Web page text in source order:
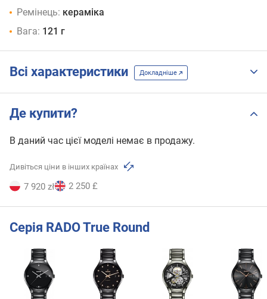
Ремінець: кераміка
Вага: 121 г
Всі характеристики Докладніше
Де купити?
В даний час цієї моделі немає в продажу.
Дивіться ціни в інших країнах
7 920 zł 2 250 £
Серія RADO True Round